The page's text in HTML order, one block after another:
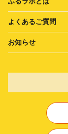
よくあるご質問
お知らせ